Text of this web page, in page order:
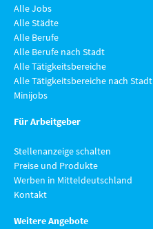
Alle Jobs
Alle Städte
Alle Berufe
Alle Berufe nach Stadt
Alle Tätigkeitsbereiche
Alle Tätigkeitsbereiche nach Stadt
Minijobs
Für Arbeitgeber
Stellenanzeige schalten
Preise und Produkte
Werben in Mitteldeutschland
Kontakt
Weitere Angebote